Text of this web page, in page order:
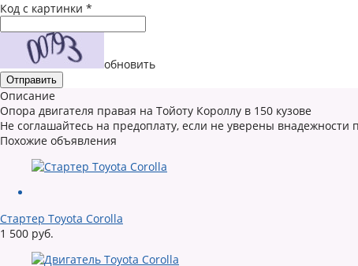
Код с картинки *
обновить
Описание
Опора двигателя правая на Тойоту Короллу в 150 кузове
Не соглашайтесь на предоплату, если не уверены внадежности
Похожие объявления
Стартер Toyota Corolla
1 500 руб.